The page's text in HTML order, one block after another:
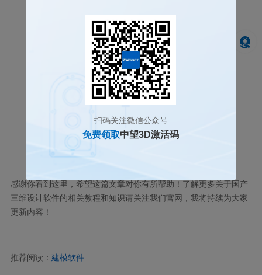
感谢你看到这里，希望这篇文章对你有所帮助！了解更多关于国产
三维设计软件的相关教程和知识请关注我们官网，我将持续为大家
更新内容！
推荐阅读： 建模软件
扫码关注微信公众号
免费领取中望3D激活码